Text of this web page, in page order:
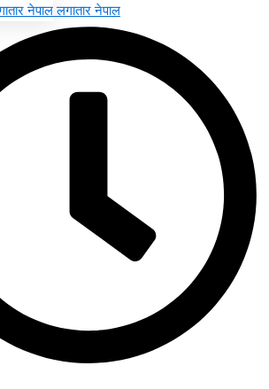
लगातार नेपाल